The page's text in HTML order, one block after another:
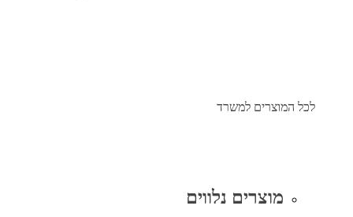
לכל המוצרים למשרד
מוצרים נלווים